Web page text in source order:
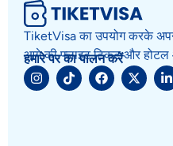
TiketVisa का उपयोग करके
आगे की फ्लाइट टिकट और होटल
हमारे पर का पालन करें